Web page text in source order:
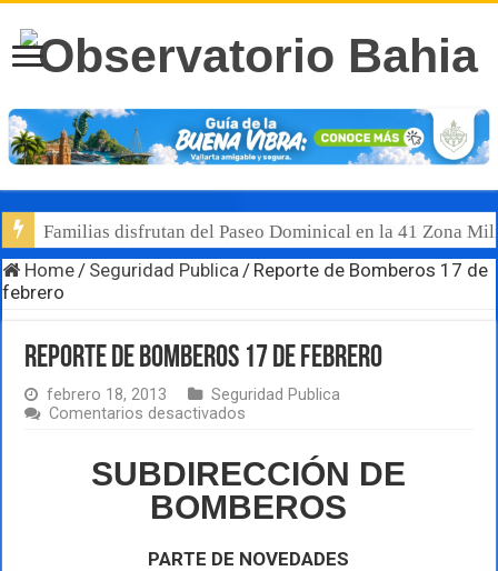
Luis Munguía destaca, junto al gobernador Pablo
Home / Seguridad Publica / Reporte de Bomberos 17 de
febrero
Reporte de Bomberos 17 de febrero
febrero 18, 2013
Seguridad Publica
Comentarios desactivados
Bomberos
17
de
SUBDIRECCIÓN DE
BOMBEROS
PARTE DE NOVEDADES